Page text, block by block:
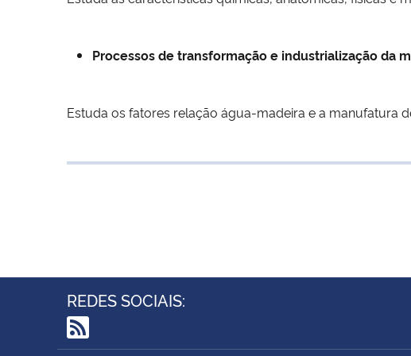
Processos de transformação e industrialização da
Estuda os fatores relação água-madeira e a manufatura
REDES SOCIAIS: